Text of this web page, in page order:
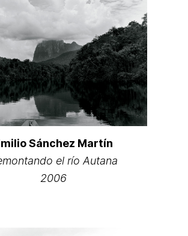
Sánchez Martín
el río Autana
2006